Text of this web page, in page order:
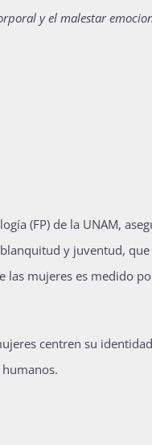
y el malestar
(FP) de la UNAM,
y juventud,
mujeres es medido
centren su